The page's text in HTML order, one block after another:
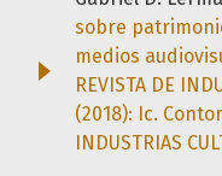
sobre
medios
REVISTA DE
(2018): Ic.
INDUSTRIAS